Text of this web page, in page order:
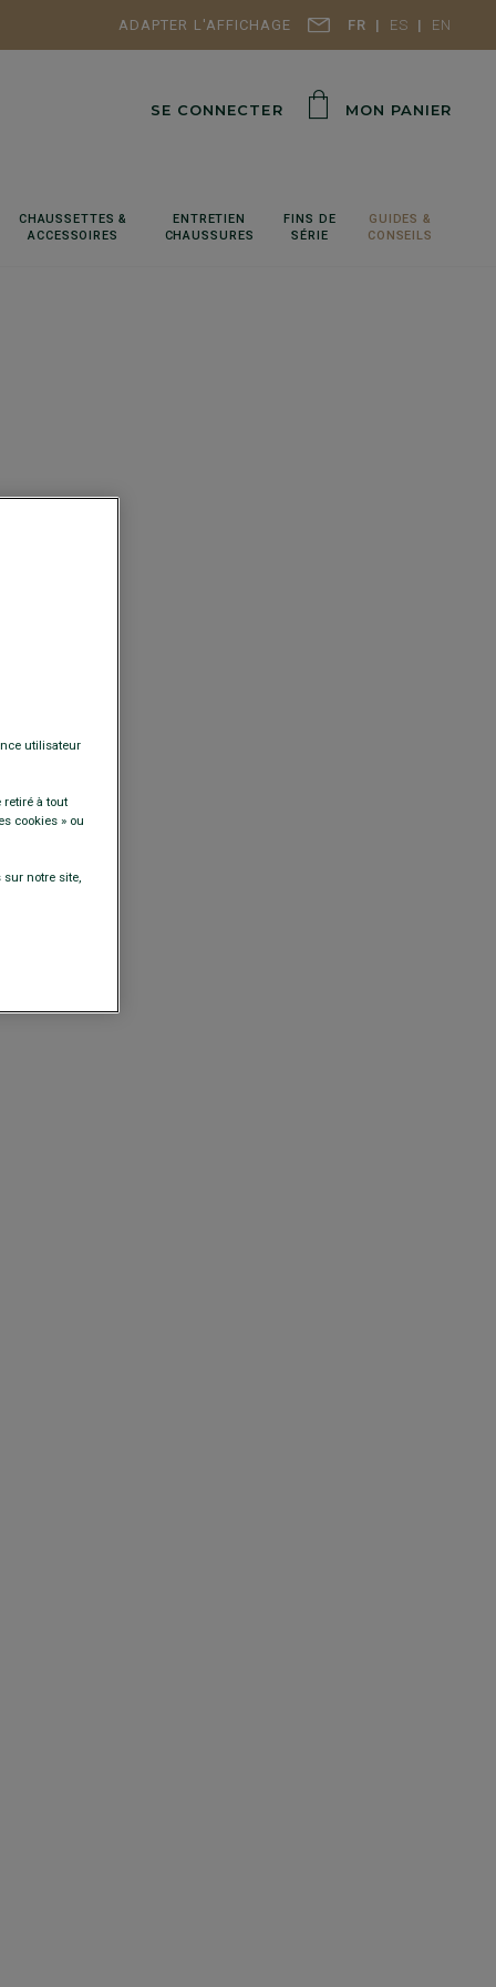
FR ES EN
ADAPTER L'AFFICHAGE
SE CONNECTER MON PANIER
CHAUSSETTES &
ACCESSOIRES
ENTRETIEN
CHAUSSURES
FINS DE
SÉRIE
GUIDES &
CONSEILS
utilisateur
à tout
cookies » ou
notre site,